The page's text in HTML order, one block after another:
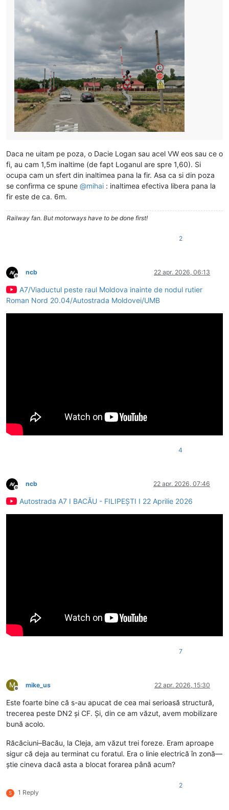
Daca ne uitam pe poza, o Dacie Logan sau acel VW eos sau ce o
fi, au cam 1,5m inaltime (de fapt Loganul are spre 1,60). Si
ocupa cam un sfert din inaltimea pana la fir. Asa ca si din poza
se confirma ce spune @mihai : inaltimea efectiva libera pana la
fir este de ca. 6m.
Railway fan. But motorways have to be done first!
2
Deconectat
ncb 22 apr. 2026, 06:13
A7/Viaductul peste raul Moldova inainte de nodul rutier
Roman Nord 20.04/Autostrada Moldovei/UMB
4
Deconectat
ncb 22 apr. 2026, 07:46
Autostrada A7 I BACĂU - FILIPEȘTI I 22 Aprilie 2026
7
M
Deconectat
mike_us 22 apr. 2026, 15:30
Este foarte bine că s-au apucat de cea mai serioasă structură,
trecerea peste DN2 și CF. Și, din ce am văzut, avem mobilizare
bună acolo.
Răcăciuni–Bacău, la Cleja, am văzut trei foreze. Eram aproape
sigur că deja au terminat cu foratul. Era o linie electrică în zonă—
știe cineva dacă asta a blocat forarea până acum?
S 1 Reply
2